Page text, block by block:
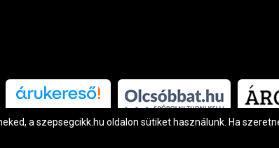
Árukereső.hu
a szepsegcikk.hu oldalon sütiket használunk. Ha